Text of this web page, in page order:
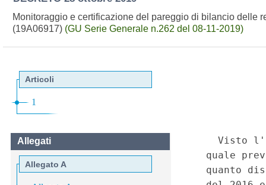
Monitoraggio e certificazione del pareggio di bilancio delle
(19A06917) (GU Serie Generale n.262 del 08-11-2019)